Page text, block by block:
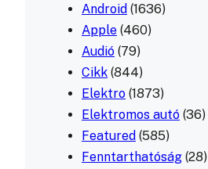
Android (1636)
Apple (460)
Audió (79)
Cikk (844)
Elektro (1873)
Elektromos autó (36)
Featured (585)
Fenntarthatóság (28)